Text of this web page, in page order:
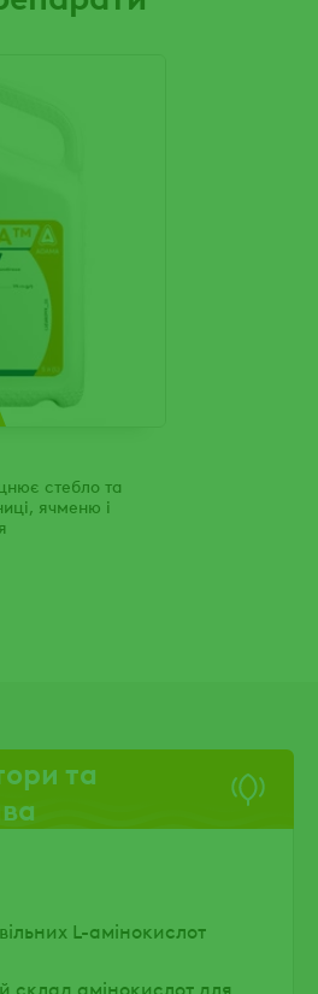
стебло та
ячменю і
та
L-амінокислот
склад амінокислот для